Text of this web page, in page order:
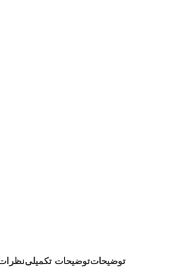
توضیحاتتوضیحات تکمیلینظرات